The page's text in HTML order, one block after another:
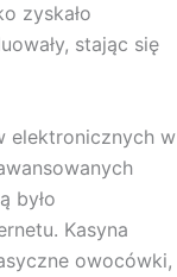
zyskało
stając się
elektronicznych w
było
Kasyna
owocówki,